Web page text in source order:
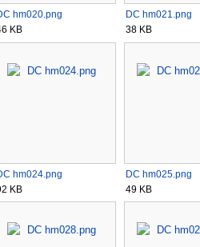
hm020.png
KB
DC hm021.png
38 KB
hm024.png
KB
DC hm025.png
49 KB